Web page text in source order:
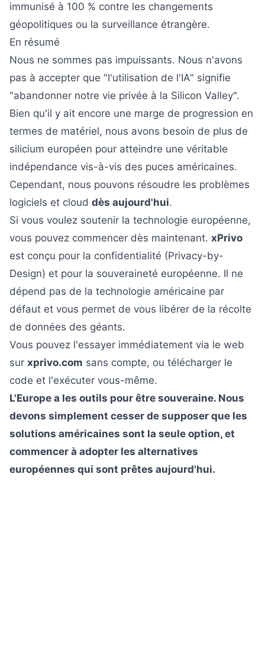
immunisé à 100 % contre les changements
géopolitiques ou la surveillance étrangère.
En résumé
Nous ne sommes pas impuissants. Nous n'avons
pas à accepter que "l'utilisation de l'IA" signifie
"abandonner notre vie privée à la Silicon Valley".
Bien qu'il y ait encore une marge de progression en
termes de matériel, nous avons besoin de plus de
silicium européen pour atteindre une véritable
indépendance vis-à-vis des puces américaines.
Cependant, nous pouvons résoudre les problèmes
logiciels et cloud dès aujourd'hui.
Si vous voulez soutenir la technologie européenne,
vous pouvez commencer dès maintenant. xPrivo
est conçu pour la confidentialité (Privacy-by-
Design) et pour la souveraineté européenne. Il ne
dépend pas de la technologie américaine par
défaut et vous permet de vous libérer de la récolte
de données des géants.
Vous pouvez l'essayer immédiatement via le web
sur xprivo.com sans compte, ou télécharger le
code et l'exécuter vous-même.
L'Europe a les outils pour être souveraine. Nous
devons simplement cesser de supposer que les
solutions américaines sont la seule option, et
commencer à adopter les alternatives
européennes qui sont prêtes aujourd'hui.